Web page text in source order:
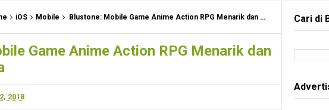
iOS Mobile Blustone: Mobile Game Anime Action RPG Menarik dan Patut di Coba
Game Anime Action RPG Menarik dan
2018
Cari di